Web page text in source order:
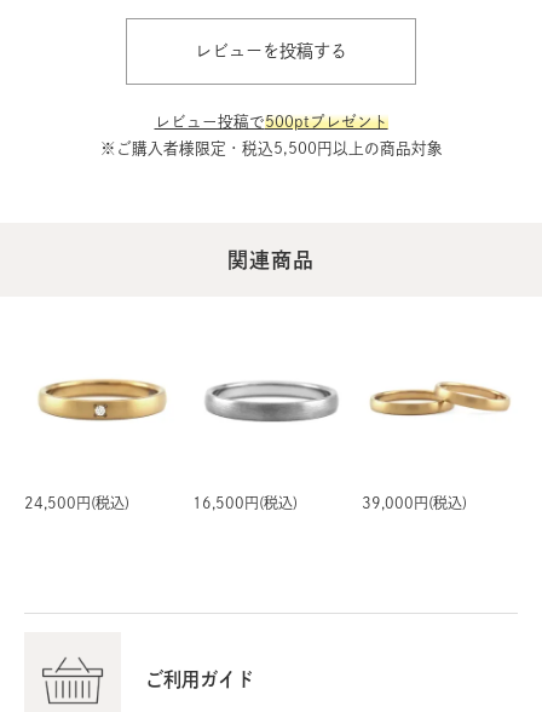
たしました。
お届けしたリングが、末永くご愛用いただけますことを
2025/06/09 13:50:44
レビューを投稿する
レビュー投稿で500ptプレゼント
※ご購入者様限定・税込5,500円以上の商品対象
関連商品
24,500円(税込) 16,500円(税込) 39,000円(税込)
ご利用ガイド